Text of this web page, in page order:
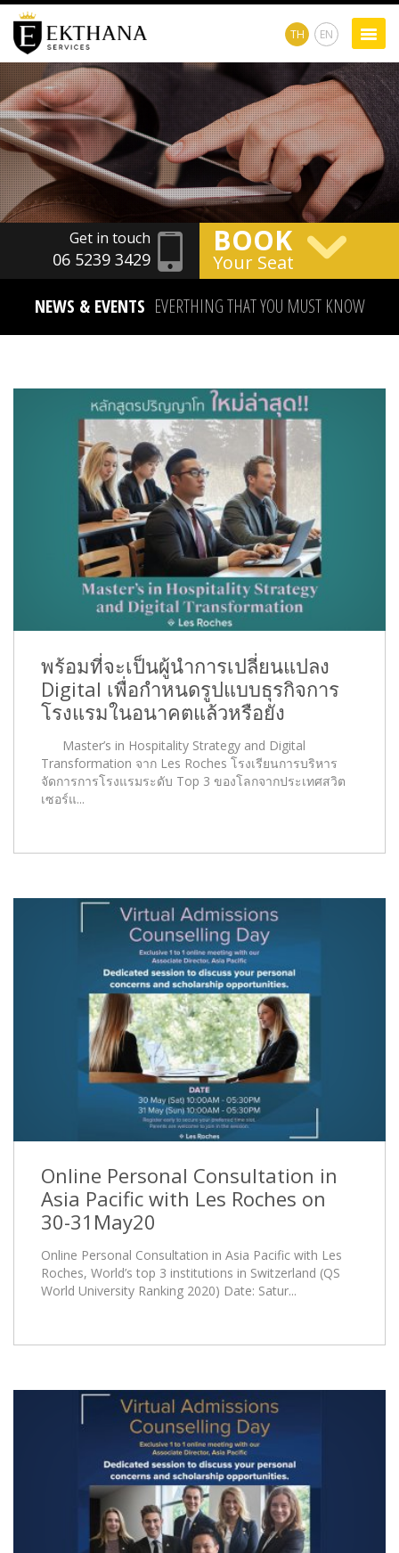
TH EN
Get in touch
06 5239 3429
BOOK
Your Seat
NEWS & EVENTS EVERTHING THAT YOU MUST KNOW
พร้อมที่จะเป็นผู้นำการเปลี่ยนแปลง
Digital เพื่อกำหนดรูปแบบธุรกิจการ
โรงแรมในอนาคตแล้วหรือยัง
Master’s in Hospitality Strategy and Digital
Transformation จาก Les Roches โรงเรียนการบริหาร
จัดการการโรงแรมระดับ Top 3 ของโลกจากประเทศสวิต
เซอร์แ...
Online Personal Consultation in
Asia Pacific with Les Roches on
30-31May20
Online Personal Consultation in Asia Pacific with Les
Roches, World’s top 3 institutions in Switzerland (QS
World University Ranking 2020) Date: Satur...